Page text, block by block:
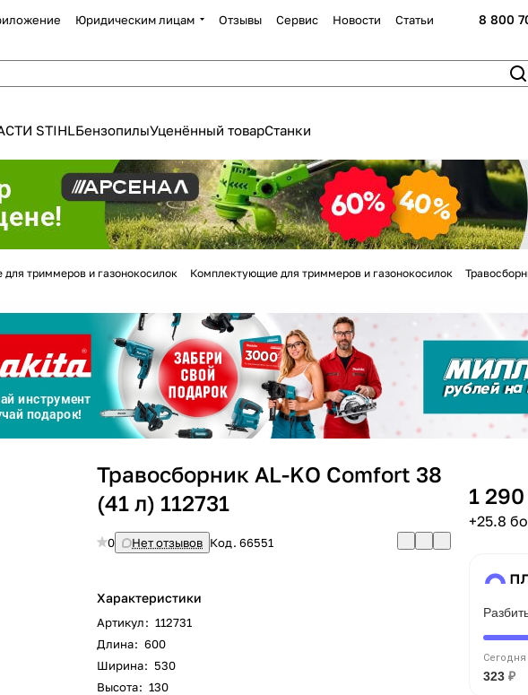
Юридическим лицам Отзывы Сервис Новости Статьи 8 800
STIHLБензопилыУценённый товарСтанки
триммеров и газонокосилок Комплектующие для триммеров и газонокосилок
Травосборник AL-KO Comfort 38
(41 л) 112731
0 Нет отзывов Код.66551
Характеристики
Артикул: 112731
Длина: 600
Ширина: 530
Высота: 130
1
+25.8
Сегодня
323 ₽
всех банков
оплату
без переплат
платежей
Оплачивайте сегодня только
% картой любого банка